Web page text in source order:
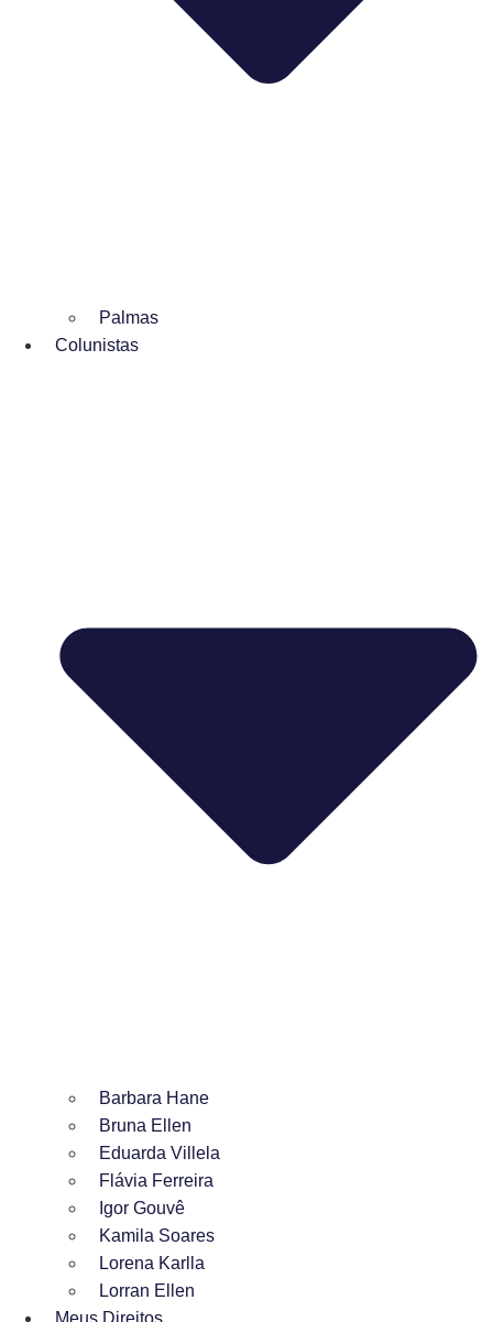
Palmas
Colunistas
Barbara Hane
Bruna Ellen
Eduarda Villela
Flávia Ferreira
Igor Gouvê
Kamila Soares
Lorena Karlla
Lorran Ellen